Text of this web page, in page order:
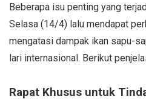
Beberapa isu penting yang
Selasa (14/4) lalu mendapat
mengatasi dampak ikan sapu-
lari internasional. Berikut
Rapat Khusus untuk